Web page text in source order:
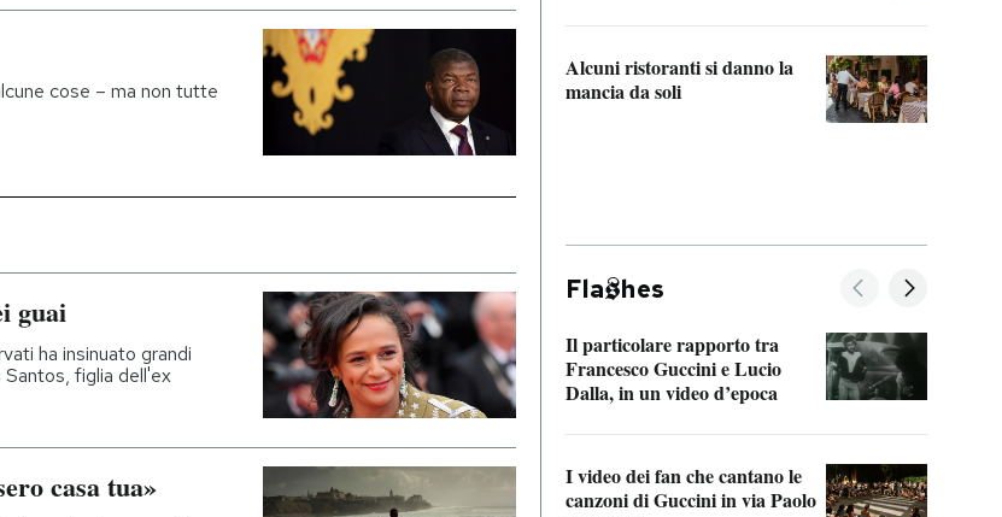
cose – ma non tutte
guai
ha insinuato grandi
figlia dell'ex
casa tua»
Alcuni ristoranti si danno la
mancia da soli
Fla hes
Il particolare rapporto tra
Francesco Guccini e Lucio
Dalla, in un video d’epoca
I video dei fan che cantano le
canzoni di Guccini in via Paolo